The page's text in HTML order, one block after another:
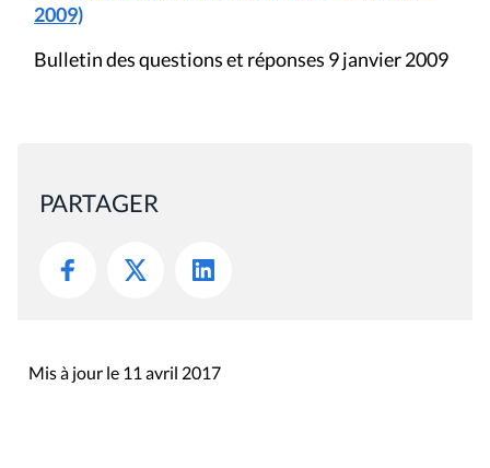
2009)
Bulletin des questions et réponses 9 janvier 2009
PARTAGER
Mis à jour le 11 avril 2017